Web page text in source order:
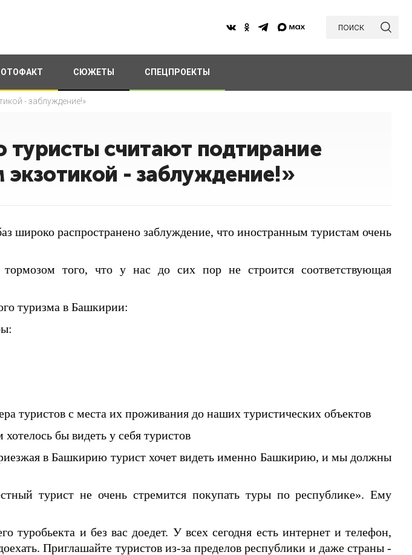
поиск
СЮЖЕТЫ СПЕЦПРОЕКТЫ
- заблуждение!»
туристы считают подтирание
- заблуждение!»
широко распространено заблуждение, что иностранным туристам очень
того, что у нас до сих пор не строится соответствующая
туризма в Башкирии:
туристов с места их проживания до наших туристических объектов
бы видеть у себя туристов
в Башкирию турист хочет видеть именно Башкирию, и мы должны
турист не очень стремится покупать туры по республике». Ему
и без вас доедет. У всех сегодня есть интернет и телефон,
Приглашайте туристов из-за пределов республики и даже страны -